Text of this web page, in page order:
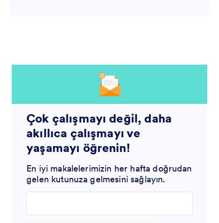
Çok çalışmayı değil, daha
akıllıca çalışmayı ve
yaşamayı öğrenin!
En iyi makalelerimizin her hafta doğrudan
gelen kutunuza gelmesini sağlayın.